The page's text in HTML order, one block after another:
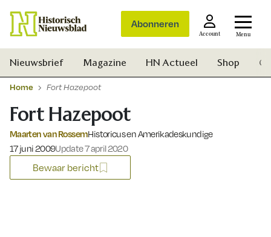
Abonneren
Account Menu
Nieuwsbrief Magazine HN Actueel Shop
Home Fort Hazepoot
Fort Hazepoot
Maarten van RossemHistoricus en Amerikadeskundige
Gepubliceerd op:
17 juni 2009Update 7 april 2020
Bewaar bericht